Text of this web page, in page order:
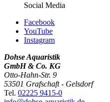
Social Media
Facebook
YouTube
Instagram
Dohse Aquaristik
GmbH & Co. KG
Otto-Hahn-Str. 9
53501 Grafschaft - Gelsdorf
Tel. 02225 9415-0